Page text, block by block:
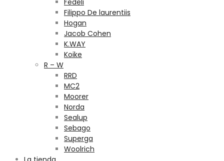
Fedeli
Filippo De laurentiis
Hogan
Jacob Cohen
K.WAY
Koike
R – W
RRD
MC2
Moorer
Norda
Sealup
Sebago
Superga
Woolrich